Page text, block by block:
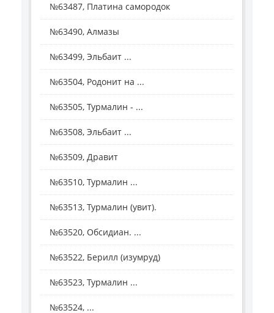
№63487, Платина самородок
№63490, Алмазы
№63499, Эльбаит ...
№63504, Родонит на ...
№63505, Турмалин - ...
№63508, Эльбаит ...
№63509, Дравит
№63510, Турмалин ...
№63513, Турмалин (увит).
№63520, Обсидиан. ...
№63522, Берилл (изумруд)
№63523, Турмалин ...
№63524, ...